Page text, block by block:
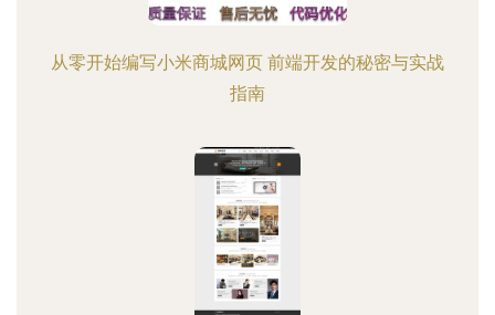
从零开始编写小米商城网页 前端开发的秘密与实战
指南